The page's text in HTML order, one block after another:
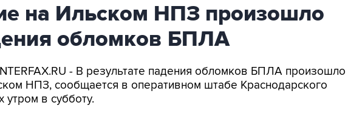
на Ильском НПЗ произошло
обломков БПЛА
- В результате падения обломков БПЛА произошло
НПЗ, сообщается в оперативном штабе Краснодарского
утром в субботу.